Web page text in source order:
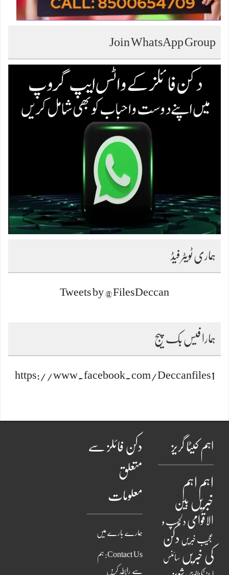
Join WhatsApp Group
ہماری ٹویٹر فیڈ
Tweets by @FilesDeccan
ہمارا فیس بک پیج
https://www.facebook.com/Deccanfiles1
اہم کیٹا گریز
اہم اہم
خبریں بین
الاقوامی دلچسپ و
عجیب خبریں دکن
کی خبریں سائنس
دکن فائلز سے
متعلق
معلومات
ہمارے بارے میں
Contact Us: ہم
سے رابطہ کریں